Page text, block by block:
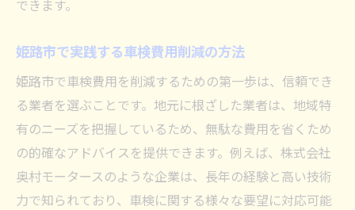
できます。
姫路市で実践する車検費用削減の方法
姫路市で車検費用を削減するための第一歩は、信頼でき
る業者を選ぶことです。地元に根ざした業者は、地域特
有のニーズを把握しているため、無駄な費用を省くため
の的確なアドバイスを提供できます。例えば、株式会社
奥村モータースのような企業は、長年の経験と高い技術
力で知られており、車検に関する様々な要望に対応可能